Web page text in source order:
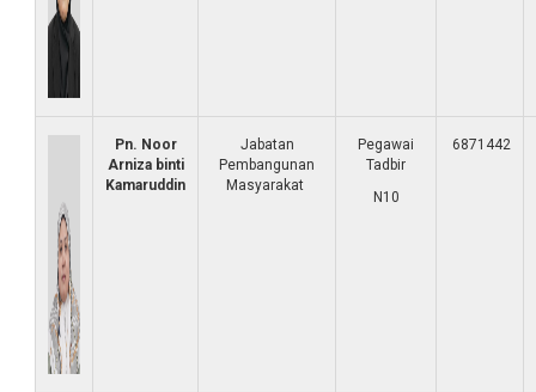
Pn. Noor
Arniza binti
Kamaruddin
Jabatan
Pembangunan
Masyarakat
Pegawai
Tadbir
N10
6871442